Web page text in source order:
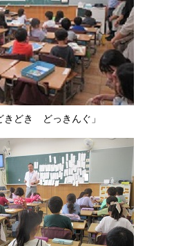
きどき どっきんぐ」